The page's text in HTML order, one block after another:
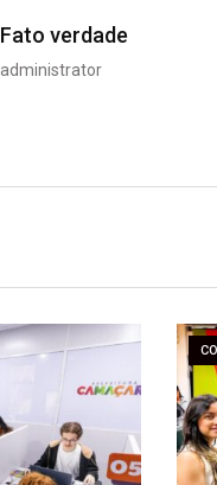
Fato verdade
administrator